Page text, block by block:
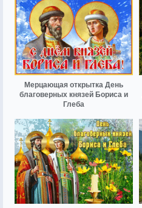
Мерцающая открытка День
благоверных князей Бориса и
Глеба